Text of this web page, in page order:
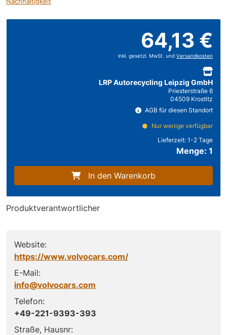
64,13 €
inkl. gesetzl. MwSt. und Versandkosten
LRP Autorecycling Leipzig GmbH
Priesterstraße 6
04509 Krostitz
AGB für diesen Standort
Nur wenige verfügbar
Lieferzeit: 1-2 Tage
Menge: 1
In den Warenkorb
Produktverantwortlicher
Website:
https://www.volvocars.com/
E-Mail:
info@volvocars.com
Telefon:
+49-221-9393-393
Straße, Hausnr: